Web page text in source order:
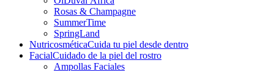
Rosas & Champagne
SummerTime
SpringLand
NutricosméticaCuida tu piel desde dentro
FacialCuidado de la piel del rostro
Ampollas Faciales